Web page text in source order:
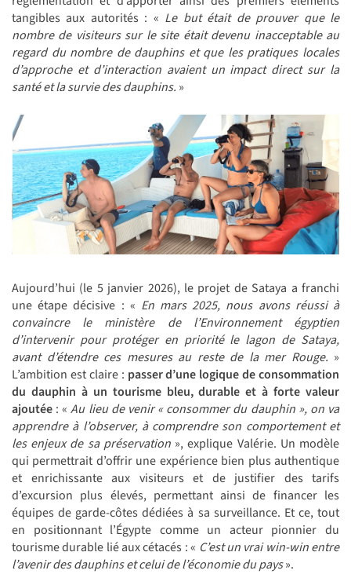
tangibles aux autorités : « Le but était de prouver que le
nombre de visiteurs sur le site était devenu inacceptable au
regard du nombre de dauphins et que les pratiques locales
d’approche et d’interaction avaient un impact direct sur la
santé et la survie des dauphins. »
Aujourd’hui (le 5 janvier 2026), le projet de Sataya a franchi
une étape décisive : « En mars 2025, nous avons réussi à
convaincre le ministère de l’Environnement égyptien
d’intervenir pour protéger en priorité le lagon de Sataya,
avant d’étendre ces mesures au reste de la mer Rouge. »
L’ambition est claire : passer d’une logique de consommation
du dauphin à un tourisme bleu, durable et à forte valeur
ajoutée : «Au lieu de venir « consommer du dauphin », on va
apprendre à l’observer, à comprendre son comportement et
les enjeux de sa préservation», explique Valérie. Un modèle
qui permettrait d’offrir une expérience bien plus authentique
et enrichissante aux visiteurs et de justifier des tarifs
d’excursion plus élevés, permettant ainsi de financer les
équipes de garde-côtes dédiées à sa surveillance. Et ce, tout
en positionnant l’Égypte comme un acteur pionnier du
tourisme durable lié aux cétacés : « C’est un vrai win-win entre
l’avenir des dauphins et celui de l’économie du pays».